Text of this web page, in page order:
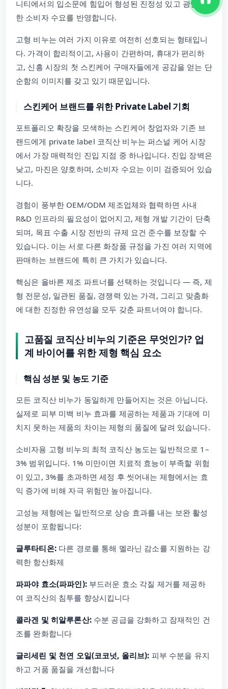
니티에서의 입소문에 힘입어 형성된 진정성 있고 광범위
한 소비자 수요를 반영합니다.
고형 비누는 여러 가지 이유로 여전히 선호되는 형태입니
다. 가격이 합리적이고, 사용이 간편하며, 휴대가 편리하
고, 신흥 시장의 첫 스킨케어 구매자들에게 공감을 얻는 단
순함의 이미지를 갖고 있기 때문입니다.
스킨케어 브랜드를 위한 Private Label 기회
포트폴리오 확장을 모색하는 스킨케어 창업자와 기존 브
랜드에게 private label 코직산 비누는 퍼스널 케어 시장
에서 가장 매력적인 진입 지점 중 하나입니다. 진입 장벽은
낮고, 마진은 양호하며, 소비자 수요는 이미 검증되어 있습
니다.
경험이 풍부한 OEM/ODM 제조업체와 협력하면 사내
R&D 인프라의 필요성이 없어지고, 제형 개발 기간이 단축
되며, 목표 수출 시장 전반의 규제 요건 준수를 보장할 수
있습니다. 이는 서로 다른 화장품 규정을 가진 여러 지역에
판매하는 브랜드에 특히 큰 가치가 있습니다.
핵심은 올바른 제조 파트너를 선택하는 것입니다 — 즉, 제
형 전문성, 일관된 품질, 경쟁력 있는 가격, 그리고 맞춤화
에 대한 진정한 유연성을 모두 갖춘 파트너여야 합니다.
고품질 코직산 비누의 기준은 무엇인가? 업
계 바이어를 위한 제형 핵심 요소
핵심 성분 및 농도 기준
모든 코직산 비누가 동일하게 만들어지는 것은 아닙니다.
실제로 피부 미백 비누 효과를 제공하는 제품과 기대에 미
치지 못하는 제품의 차이는 제형의 품질에 달려 있습니다.
소비자용 고형 비누의 최적 코직산 농도는 일반적으로 1–
3% 범위입니다. 1% 미만이면 치료적 효능이 부족할 위험
이 있고, 3%를 초과하면 세정 후 씻어내는 제형에서는 효
익 증가에 비해 자극 위험만 높아집니다.
고성능 제형에는 일반적으로 상승 효과를 내는 보완 활성
성분이 포함됩니다:
글루타티온:다른 경로를 통해 멜라닌 감소를 지원하는 강
력한 항산화제
파파야 효소(파파인):부드러운 효소 각질 제거를 제공하
여 코직산의 침투를 향상시킵니다
콜라겐 및 히알루론산:수분 공급을 강화하고 잠재적인 건
조를 완화합니다
글리세린 및 천연 오일(코코넛, 올리브): 피부 수분을 유지
하고 거품 품질을 개선합니다